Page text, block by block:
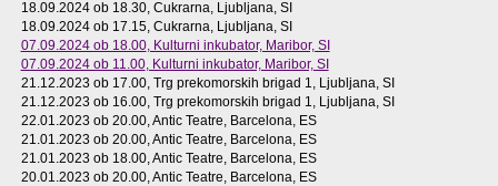
18.09.2024 ob 18.30, Cukrarna, Ljubljana, SI
18.09.2024 ob 17.15, Cukrarna, Ljubljana, SI
07.09.2024 ob 18.00, Kulturni inkubator, Maribor, SI
07.09.2024 ob 11.00, Kulturni inkubator, Maribor, SI
21.12.2023 ob 17.00, Trg prekomorskih brigad 1, Ljubljana, SI
21.12.2023 ob 16.00, Trg prekomorskih brigad 1, Ljubljana, SI
22.01.2023 ob 20.00, Antic Teatre, Barcelona, ES
21.01.2023 ob 20.00, Antic Teatre, Barcelona, ES
21.01.2023 ob 18.00, Antic Teatre, Barcelona, ES
20.01.2023 ob 20.00, Antic Teatre, Barcelona, ES